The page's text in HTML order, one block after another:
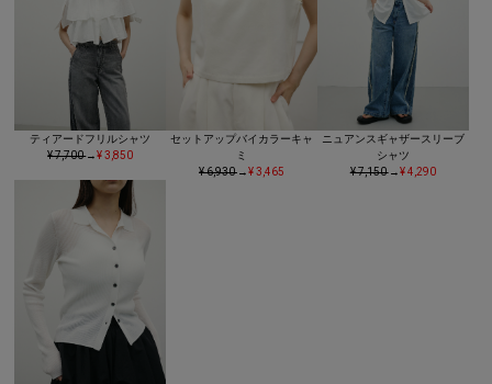
ティアードフリルシャツ
¥ 7,700→¥ 3,850
セットアップバイカラーキャ
ミ
¥ 6,930→¥ 3,465
ニュアンスギャザースリーブ
シャツ
¥ 7,150→¥ 4,290